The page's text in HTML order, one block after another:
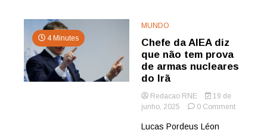
4 Minutes
MUNDO
Chefe da AIEA diz
que não tem prova
de armas nucleares
do Irã
Redacao RNE
19 de
junho, 2025
0 Commenton
Lucas Pordeus Léon